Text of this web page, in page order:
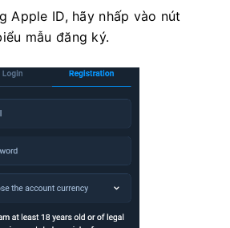
Apple ID, hãy nhấp vào nút
mẫu đăng ký.